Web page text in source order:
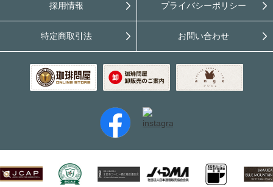
採用情報 プライバシーポリシー
特定商取引法 お問い合わせ